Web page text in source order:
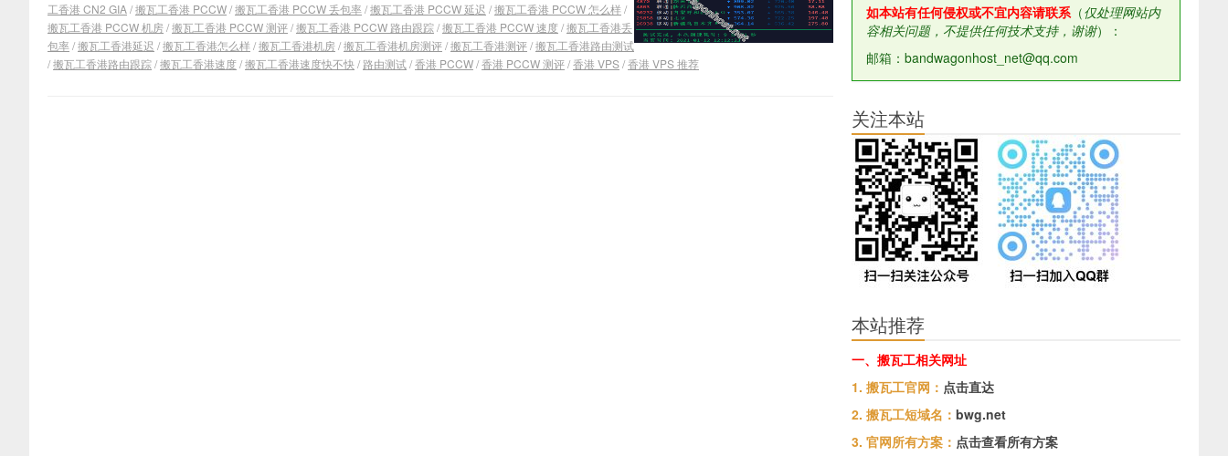
工香港 CN2 GIA/搬瓦工香港 PCCW/搬瓦工香港 PCCW 丢包率/搬瓦工香港 PCCW 延迟 /搬瓦工香港 PCCW 怎么样/
搬瓦工香港 PCCW 机房/搬瓦工香港 PCCW 测评/搬瓦工香港 PCCW 路由跟踪/搬瓦工香港 PCCW 速度/搬瓦工香港丢
包率/搬瓦工香港延迟 /搬瓦工香港怎么样/搬瓦工香港机房/搬瓦工香港机房测评/搬瓦工香港测评/搬瓦工香港路由测试
/搬瓦工香港路由跟踪/搬瓦工香港速度/搬瓦工香港速度快不快/ 路由测试 /香港 PCCW/香港 PCCW 测评/香港 VPS/香港 VPS 推荐
如本站有任何侵权或不宜内容请联系（仅处理网站内
容相关问题，不提供任何技术支持，谢谢）：
邮箱：bandwagonhost_net@qq.com
关注本站
本站推荐
一、搬瓦工相关网址
1. 搬瓦工官网： 点击直达
2. 搬瓦工短域名： bwg.net
3. 官网所有方案： 点击查看所有方案